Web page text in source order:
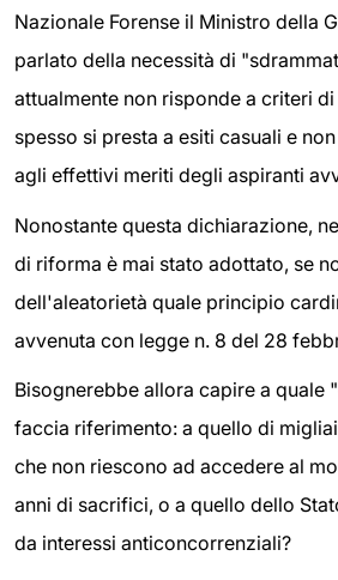
Nazionale Forense il Ministro della
parlato della necessità di
attualmente non risponde a criteri
spesso si presta a esiti casuali e
agli effettivi meriti degli aspiranti
Nonostante questa dichiarazione,
di riforma è mai stato adottato, se
dell'aleatorietà quale principio
avvenuta con legge n. 8 del 28
Bisognerebbe allora capire a quale
faccia riferimento: a quello di
che non riescono ad accedere al
anni di sacrifici, o a quello dello
da interessi anticoncorrenziali?